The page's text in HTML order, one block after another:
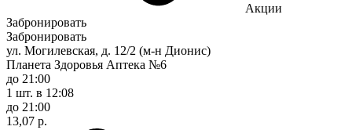
Акции
Забронировать
Забронировать
ул. Могилевская, д. 12/2 (м-н Дионис)
Планета Здоровья Аптека №6
до 21:00
1 шт. в 12:08
до 21:00
13,07 р.